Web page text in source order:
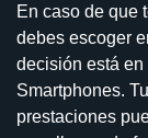
En caso de que
debes escoger
decisión está
Smartphones.
prestaciones